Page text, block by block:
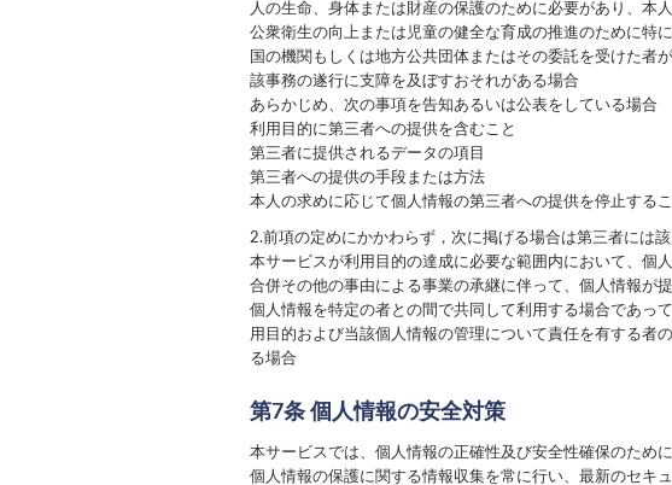
人の生命、身体または財産の保護のために必要があり、本
公衆衛生の向上または児童の健全な育成の推進のために特
国の機関もしくは地方公共団体またはその委託を受けた者
該事務の遂行に支障を及ぼすおそれがある場合
あらかじめ、次の事項を告知あるいは公表をしている場合
利用目的に第三者への提供を含むこと
第三者に提供されるデータの項目
第三者への提供の手段または方法
本人の求めに応じて個人情報の第三者への提供を停止する
2.前項の定めにかかわらず，次に掲げる場合は第三者には該
本サービスが利用目的の達成に必要な範囲内において、個
合併その他の事由による事業の承継に伴って、個人情報が
個人情報を特定の者との間で共同して利用する場合であっ
用目的および当該個人情報の管理について責任を有する者
る場合
第7条 個人情報の安全対策
本サービスでは、個人情報の正確性及び安全性確保のため
個人情報の保護に関する情報収集を常に行い、最新のセキ